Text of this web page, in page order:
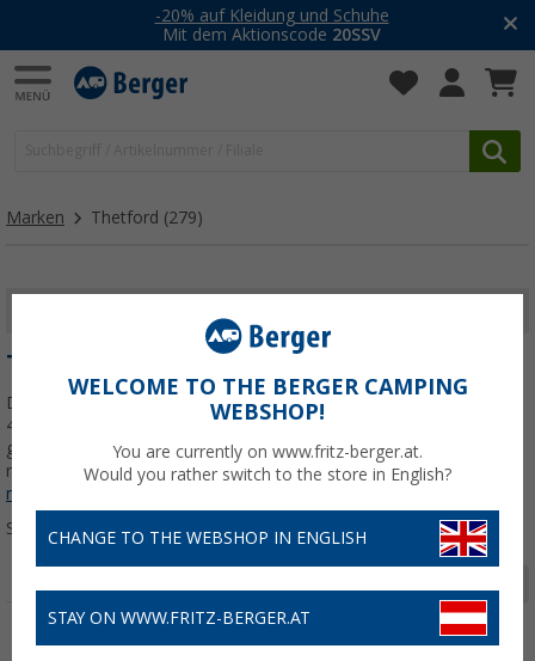
-20% auf Kleidung und Schuhe
Mit dem Aktionscode 20SSV
Marken Thetford (279)
THETFORD
Das Unternehmen aus den Niederlanden sorgt nun schon seit über
40 Jahren für unkomplizierte Ferien unter den Freunden des
gepflegten Camping-Urlaubs. Thetford ist der Markführer bei
mobilen WC-Systemen, Kühlschränken, Küchenausstattungen
mehr über unsere Kategorie
Sortieren:
% %
WELCOME TO THE BERGER CAMPING
WEBSHOP!
You are currently on www.fritz-berger.at.
Would you rather switch to the store in English?
CHANGE TO THE WEBSHOP IN ENGLISH
STAY ON WWW.FRITZ-BERGER.AT